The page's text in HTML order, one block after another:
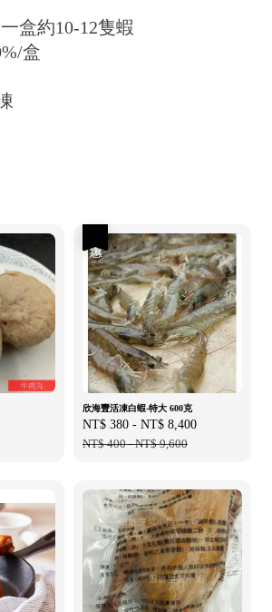
盒約10-12隻蝦
盒
欣海豐活凍白蝦-特大 600克
Sale
price
NT$ 380 - NT$ 8,400
NT$ 400-NT$ 9,600